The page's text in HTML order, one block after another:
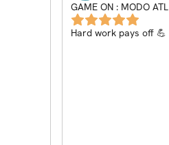
GAME ON : MODO
Hard work pays off 💪